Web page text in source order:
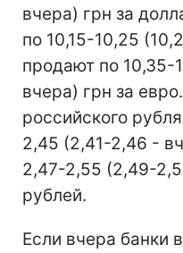
вчера) грн за
по 10,15-10,25
продают по 10,35-
вчера) грн за
российского
2,45 (2,41-2,46 -
2,47-2,55 (2,49-
рублей.
Если вчера банки